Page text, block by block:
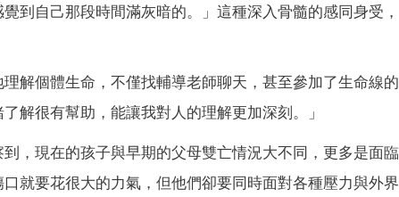
到自己那段時間滿灰暗的。」這種深入骨髓的感同身受，
解個體生命，不僅找輔導老師聊天，甚至參加了生命線的
解很有幫助，能讓我對人的理解更加深刻。」
，現在的孩子與早期的父母雙亡情況大不同，更多是面臨
就要花很大的力氣，但他們卻要同時面對各種壓力與外界